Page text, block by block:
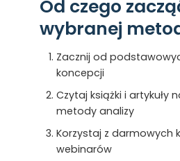
Od czego
wybranej
Zacznij od
koncepcji
Czytaj książki i artykuły
metody analizy
Korzystaj z darmowych
webinarów